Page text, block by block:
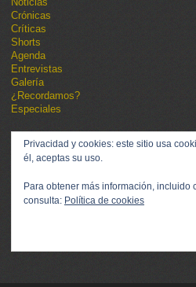
Crónicas
Críticas
Shorts
Agenda
Entrevistas
Galería
¿Recordamos?
Especiales
Privacidad y cookies: este sitio usa
él, aceptas su uso.
Para obtener más información, incluido
consulta: Política de cookies